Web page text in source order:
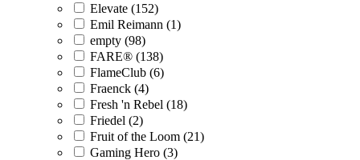
Elevate (152)
Emil Reimann (1)
empty (98)
FARE® (138)
FlameClub (6)
Fraenck (4)
Fresh 'n Rebel (18)
Friedel (2)
Fruit of the Loom (21)
Gaming Hero (3)